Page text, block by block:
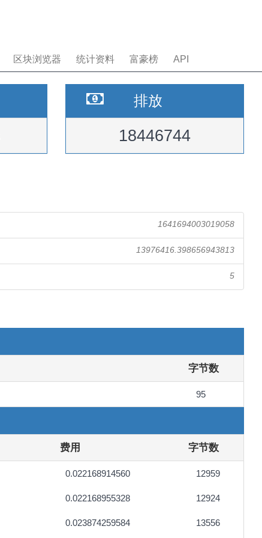
区块浏览器 统计资料 富豪榜 API
排放
18446744
1641694003019058
13976416.398656943813
5
字节数
95
费用 字节数
0.022168914560 12959
0.022168955328 12924
0.023874259584 13556